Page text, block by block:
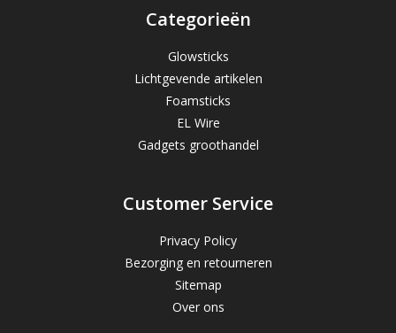
Categorieën
Glowsticks
Lichtgevende artikelen
Foamsticks
EL Wire
Gadgets groothandel
Customer Service
Privacy Policy
Bezorging en retourneren
Sitemap
Over ons